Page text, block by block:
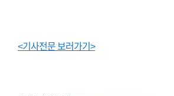
<기사전문 보러가기>